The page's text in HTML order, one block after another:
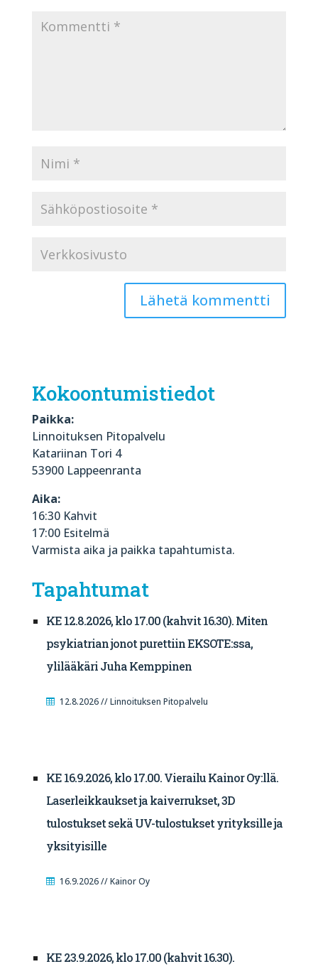
Kokoontumistiedot
Paikka:
Linnoituksen Pitopalvelu
Katariinan Tori 4
53900 Lappeenranta
Aika:
16:30 Kahvit
17:00 Esitelmä
Varmista aika ja paikka tapahtumista.
Tapahtumat
KE 12.8.2026, klo 17.00 (kahvit 16.30). Miten
psykiatrian jonot purettiin EKSOTE:ssa,
ylilääkäri Juha Kemppinen
12.8.2026 // Linnoituksen Pitopalvelu
KE 16.9.2026, klo 17.00. Vierailu Kainor Oy:llä.
Laserleikkaukset ja kaiverrukset, 3D
tulostukset sekä UV-tulostukset yrityksille ja
yksityisille
16.9.2026 // Kainor Oy
KE 23.9.2026, klo 17.00 (kahvit 16.30).